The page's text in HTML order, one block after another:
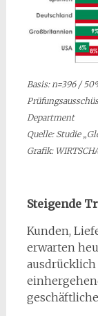
Basis: n=396 /
Department
Quelle: Studie
Grafik:
Steigende
Kunden,
erwarten